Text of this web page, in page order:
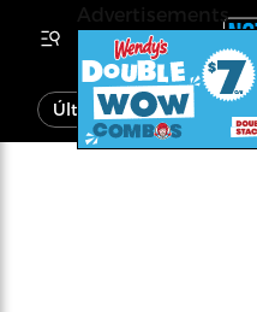
Última Hora Noticias
Advertisements